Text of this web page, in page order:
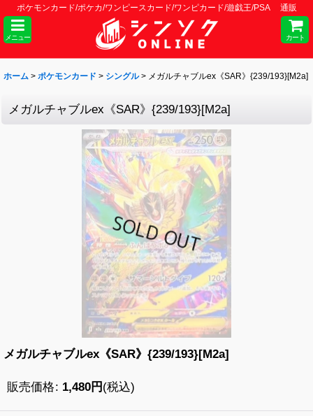
ポケモンカード/ポケカ/ワンピースカード/ワンピカード/遊戯王/PSA 通販
メニュー カート
ホーム > ポケモンカード > シングル > メガルチャブルex《SAR》{239/193}[M2a]
メガルチャブルex《SAR》{239/193}[M2a]
メガルチャブルex《SAR》{239/193}[M2a]
販売価格: 1,480円 (税込)